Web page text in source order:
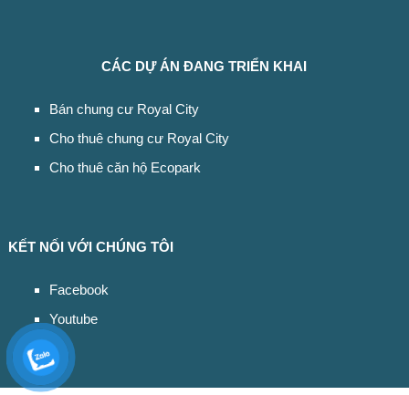
CÁC DỰ ÁN ĐANG TRIỂN KHAI
Bán chung cư Royal City
Cho thuê chung cư Royal City
Cho thuê căn hộ Ecopark
KẾT NỐI VỚI CHÚNG TÔI
Facebook
Youtube